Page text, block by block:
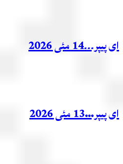
مئی 2026
مئی 2026